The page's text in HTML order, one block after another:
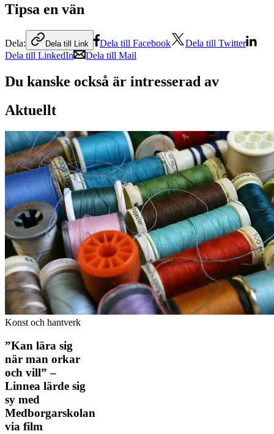
Tipsa en vän
Dela: Dela till Link Dela till Facebook
Dela till Twitter
Dela till LinkedIn
Dela till Mail
Du kanske också är intresserad av
Aktuellt
Konst och hantverk
”Kan lära sig
när man orkar
och vill” –
Linnea lärde sig
sy med
Medborgarskolan
via film